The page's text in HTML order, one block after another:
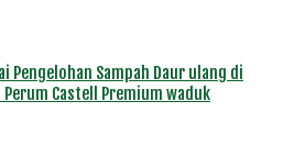
Pengelohan Sampah Daur ulang di
Castell Premium waduk